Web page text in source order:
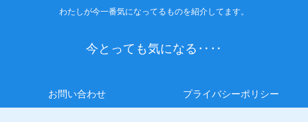
わたしが今一番気になってるものを紹介してます。
今とっても気になる‥‥
お問い合わせ プライバシーポリシー